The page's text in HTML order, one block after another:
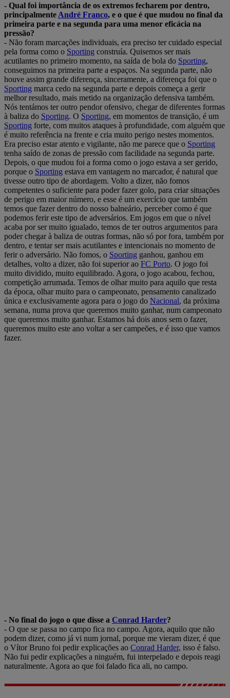
- Qual foi importância de os extremos fecharem por dentro,
principalmente André Franco, e o que é que mudou no final da
primeira parte e na segunda para uma menor eficácia na
pressão?
- Não foram marcações individuais, era preciso ter cuidado especial
pela forma como o Sporting construía. Quisemos ser mais
acutilantes no primeiro momento, na saída de bola do Sporting,
conseguimos na primeira parte a espaços. Na segunda parte, não
houve assim grande diferença, sinceramente, a diferença foi que o
Sporting marca cedo na segunda parte e depois começa a gerir
melhor resultado, mais metido na organização defensiva também.
Nós tentámos ter outro pendor ofensivo, chegar de diferentes formas
à baliza do Sporting. O Sporting, em momentos de transição, é um
Sporting forte, com muitos ataques à profundidade, com alguém que
é muito referência na frente e cria muito perigo nestes momentos.
Era preciso estar atento e vigilante, não me parece que o Sporting
tenha saído de zonas de pressão com facilidade na segunda parte.
Depois, o que mudou foi a forma como o jogo estava a ser gerido,
porque o Sporting estava em vantagem no marcador, é natural que
tivesse outro tipo de abordagem. Volto a dizer, não fomos
competentes o suficiente para poder fazer golo, para criar situações
de perigo em maior número, e esse é um exercício que também
temos que fazer dentro do nosso balneário, perceber como é que
podemos ferir este tipo de adversários. Em jogos em que o nível
acaba por ser muito igualado, temos de ter outros argumentos para
poder chegar à baliza de outras formas, não só por fora, também por
dentro, e tentar ser mais acutilantes e intencionais no momento de
ferir o adversário. Não fomos, o Sporting ganhou, ganhou em
detalhes, volto a dizer, não foi superior ao FC Porto. O jogo foi
muito dividido, muito equilibrado. Agora, o jogo acabou, fechou,
competição arrumada. Temos de olhar muito para aquilo que resta
da época, olhar muito para o campeonato, pensamento canalizado
única e exclusivamente agora para o jogo do Nacional, da próxima
semana, numa prova que queremos muito ganhar, num campeonato
que queremos muito ganhar. Estamos há dois anos sem o fazer,
queremos muito este ano voltar a ser campeões, e é isso que vamos
fazer.
- No final do jogo o que disse a Conrad Harder?
- O que se passa no campo fica no campo. Agora, aquilo que não
podem dizer, como já vi num jornal, porque me vieram dizer, é que
o Vítor Bruno foi pedir explicações ao Conrad Harder, isso é falso.
Não fui pedir explicações a ninguém, fui interpelado e depois reagi
naturalmente. Agora ao que foi falado fica ali, no campo.